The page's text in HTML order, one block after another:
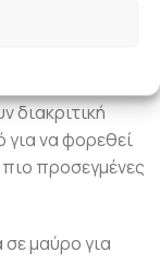
ενώ τα
διακριτική
για να φορεθεί
προσεγμένες
σε μαύρο για